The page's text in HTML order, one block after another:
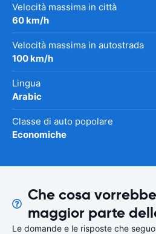
Velocità massima in città
60 km/h
Velocità massima in autostrada
100 km/h
Lingua
Arabic
Classe di auto popolare
Economiche
Che cosa
maggior parte
Le domande e le risposte che